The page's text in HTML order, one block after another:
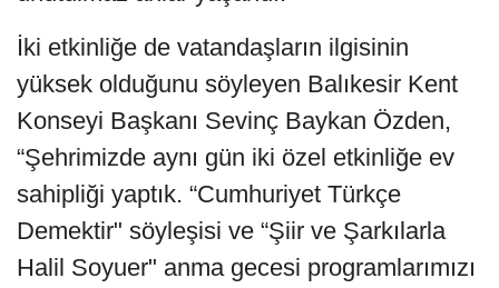
İki etkinliğe de vatandaşların ilgisinin
yüksek olduğunu söyleyen Balıkesir Kent
Konseyi Başkanı Sevinç Baykan Özden,
“Şehrimizde aynı gün iki özel etkinliğe ev
sahipliği yaptık. “Cumhuriyet Türkçe
Demektir" söyleşisi ve “Şiir ve Şarkılarla
Halil Soyuer" anma gecesi programlarımızı